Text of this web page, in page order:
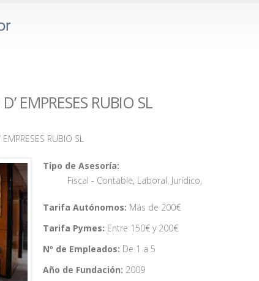
EMPRESES RUBIO SL
EMPRESES RUBIO SL
Tipo de Asesoría:
Fiscal - Contable, Laboral, Jurídico,
Tarifa Autónomos: Más de 200€
Tarifa Pymes: Entre 150€ y 200€
Nº de Empleados: De 1 a 5
Año de Fundación: 2009